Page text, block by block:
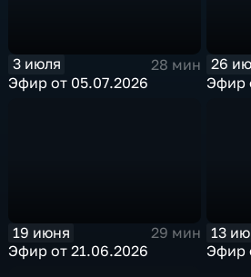
3 июля
28 мин
Эфир от 05.07.2026
26
Эфир
19 июня
29 мин
Эфир от 21.06.2026
13
Эфир